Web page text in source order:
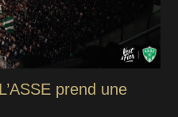
prend une